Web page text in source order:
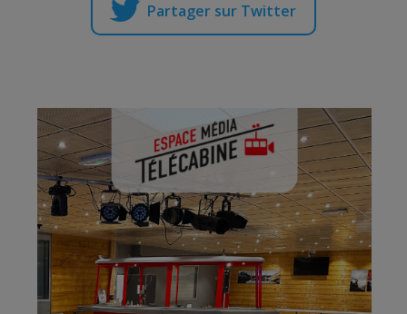
Partager sur Twitter